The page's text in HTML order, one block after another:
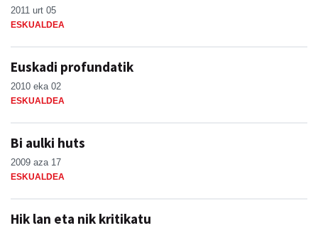
2011 urt 05
ESKUALDEA
Euskadi profundatik
2010 eka 02
ESKUALDEA
Bi aulki huts
2009 aza 17
ESKUALDEA
Hik lan eta nik kritikatu